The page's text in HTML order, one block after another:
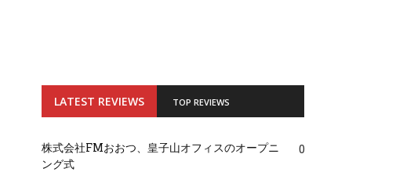
LATEST REVIEWS TOP REVIEWS
株式会社FMおおつ、皇子山オフィスのオープニ
ング式
0